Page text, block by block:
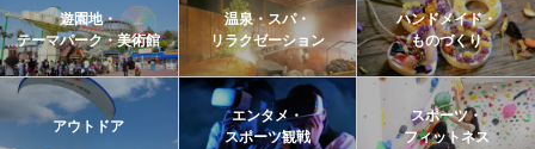
遊園地・
テーマパーク・美術館
温泉・スパ・
リラクゼーション
ハンドメイド・
ものづくり
アウトドア
エンタメ・
スポーツ観戦
スポーツ・
フィットネス